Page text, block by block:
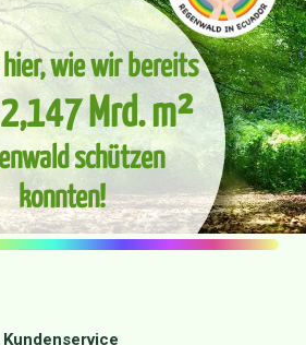
wie wir bereits
Mrd. m²
schützen
konnten!